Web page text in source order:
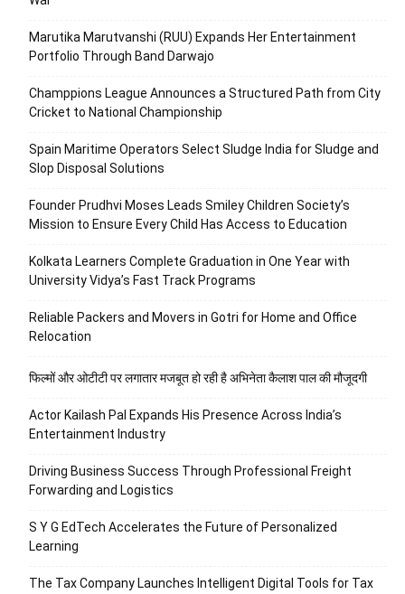
Marutika Marutvanshi (RUU) Expands Her Entertainment
Portfolio Through Band Darwajo
Champpions League Announces a Structured Path from City
Cricket to National Championship
Spain Maritime Operators Select Sludge India for Sludge and
Slop Disposal Solutions
Founder Prudhvi Moses Leads Smiley Children Society’s
Mission to Ensure Every Child Has Access to Education
Kolkata Learners Complete Graduation in One Year with
University Vidya’s Fast Track Programs
Reliable Packers and Movers in Gotri for Home and Office
Relocation
फिल्मों और ओटीटी पर लगातार मजबूत हो रही है अभिनेता कैलाश पाल की मौजूदगी
Actor Kailash Pal Expands His Presence Across India’s
Entertainment Industry
Driving Business Success Through Professional Freight
Forwarding and Logistics
S Y G EdTech Accelerates the Future of Personalized
Learning
The Tax Company Launches Intelligent Digital Tools for Tax